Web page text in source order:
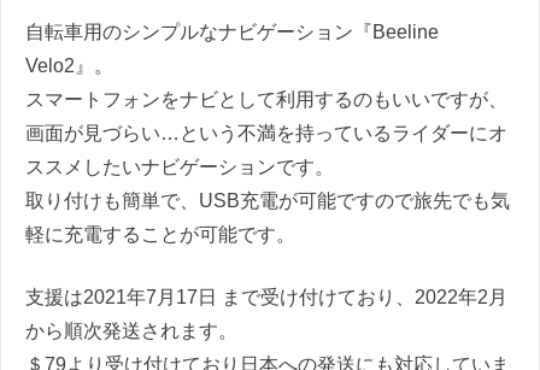
自転車用のシンプルなナビゲーション『Beeline
Velo2』。
スマートフォンをナビとして利用するのもいいですが、
画面が見づらい…という不満を持っているライダーにオ
ススメしたいナビゲーションです。
取り付けも簡単で、USB充電が可能ですので旅先でも気
軽に充電することが可能です。
支援は2021年7月17日 まで受け付けており、2022年2月
から順次発送されます。
＄79より受け付けており日本への発送にも対応していま